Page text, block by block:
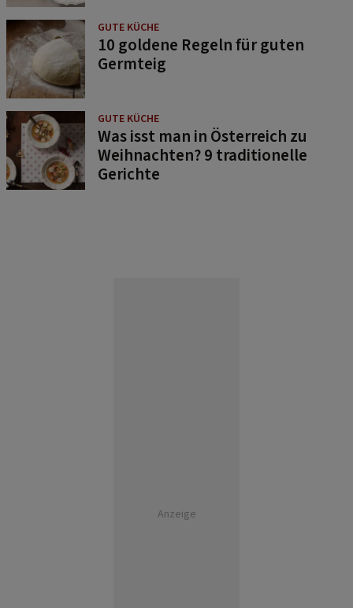
GUTE KÜCHE
10 goldene Regeln für guten
Germteig
GUTE KÜCHE
Was isst man in Österreich zu
Weihnachten? 9 traditionelle
Gerichte
Anzeige